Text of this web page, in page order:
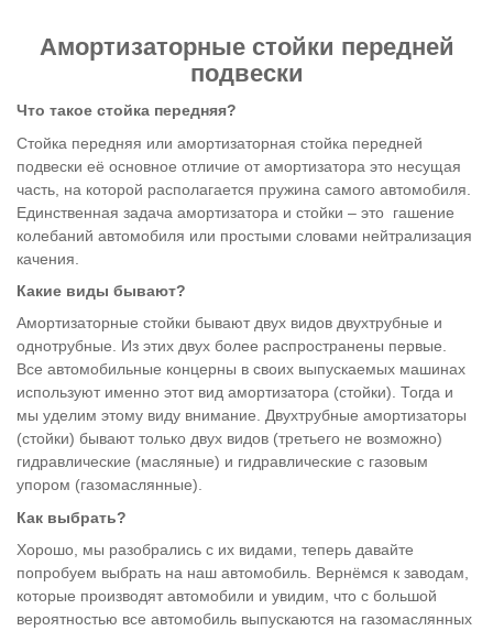
Амортизаторные стойки передней
подвески
Что такое стойка передняя?
Стойка передняя или амортизаторная стойка передней
подвески её основное отличие от амортизатора это несущая
часть, на которой располагается пружина самого автомобиля.
Единственная задача амортизатора и стойки – это гашение
колебаний автомобиля или простыми словами нейтрализация
качения.
Какие виды бывают?
Амортизаторные стойки бывают двух видов двухтрубные и
однотрубные. Из этих двух более распространены первые.
Все автомобильные концерны в своих выпускаемых машинах
используют именно этот вид амортизатора (стойки). Тогда и
мы уделим этому виду внимание. Двухтрубные амортизаторы
(стойки) бывают только двух видов (третьего не возможно)
гидравлические (масляные) и гидравлические с газовым
упором (газомаслянные).
Как выбрать?
Хорошо, мы разобрались с их видами, теперь давайте
попробуем выбрать на наш автомобиль. Вернёмся к заводам,
которые производят автомобили и увидим, что с большой
вероятностью все автомобиль выпускаются на газомаслянных